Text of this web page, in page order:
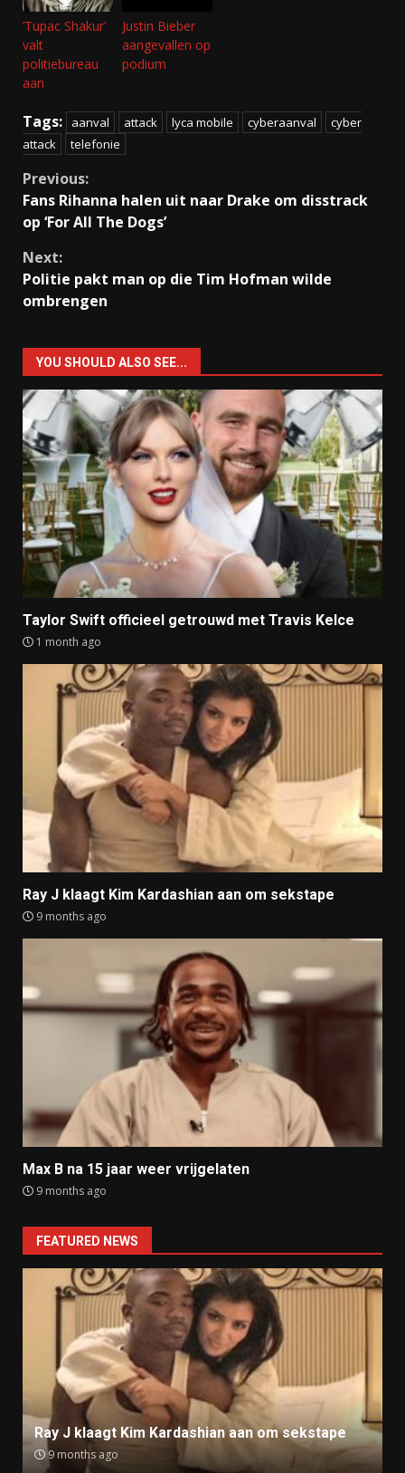
‘Tupac Shakur’
valt
politiebureau
aan
Justin Bieber
aangevallen op
podium
Tags: aanval attack lyca mobile cyberaanval
cyber
attack
telefonie
Continue
Reading
Previous:
Fans Rihanna halen uit naar Drake om disstrack
op ‘For All The Dogs’
Next:
Politie pakt man op die Tim Hofman wilde
ombrengen
YOU SHOULD ALSO SEE...
Taylor Swift officieel getrouwd met Travis Kelce
1 month ago
Ray J klaagt Kim Kardashian aan om sekstape
9 months ago
Max B na 15 jaar weer vrijgelaten
9 months ago
FEATURED NEWS
Ray J klaagt Kim Kardashian aan om sekstape
9 months ago